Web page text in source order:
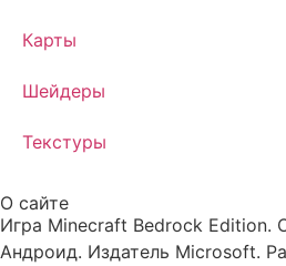
Карты
Шейдеры
Текстуры
О сайте
Игра Minecraft Bedrock Edition.
Андроид. Издатель Microsoft.